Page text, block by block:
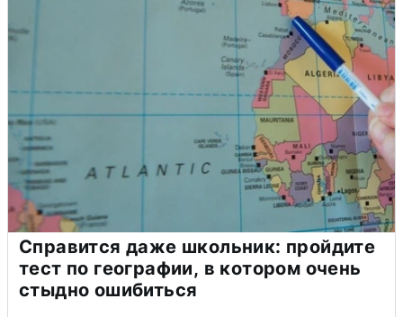
Справится даже школьник: пройдите
тест по географии, в котором очень
стыдно ошибиться